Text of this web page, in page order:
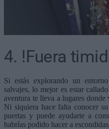
4. !Fuera
Si estás explorando un
salvajes, lo mejor es estar
aventura te lleva a lugares
Ni siquiera hace falta conocer
puertas y puede ayudarte a
habrías podido hacer a